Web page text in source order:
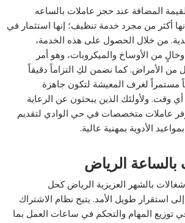
المضافة عند حجز عاملات بالساعه
أكثر من مجرد خدمة تنظيف؛ إنها استثمار في
من خلال الحصول على هذه الخدمة،
من الأوساخ والميكروبات، وهو أمر
من الأمراض. كما نضمن لكِ التزاماً دقيقاً
مستمراً لغرف المعيشة لتكون جاهزة
وقت. ولأولئك الذين يبحثون عن الرعاية
عاملات متخصصات في حي الوادي لتقديم
الأدوية بمهنية عالية.
الرياض
بالشهر العزيزية الرياض كحل
استقرار طويل الأمد. يتيح نظام الاشتراك
توزيع المهام والتحكم في ساعات العمل بما